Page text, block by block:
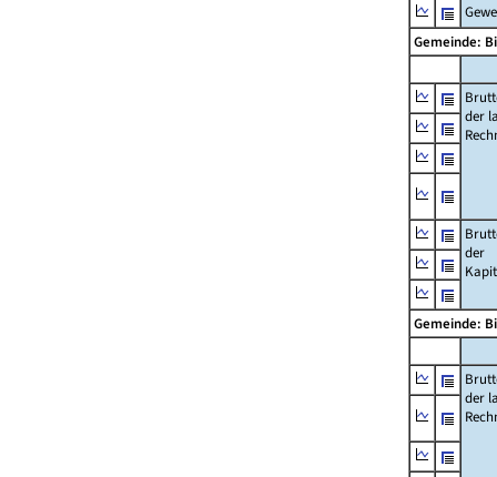
Gemeinde:
der
der
Gemeinde:
der